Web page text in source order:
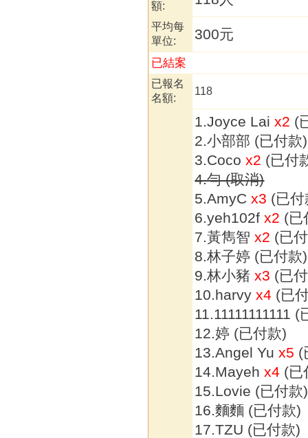
額:
平均每
單位:
300元
已結案
已報名
名額:
118
1.Joyce Laix2 (
2.小部部 (已付款)
3.Cocox2 (已付
4.勻 (取消)
5.AmyCx3 (已付
6.yeh102fx2 (已
7.黃雋智x2 (已
8.林子婷 (已付款)
9.林小豬x3 (已
10.harvyx4 (已
11.11111111111 (
12.婷 (已付款)
13.Angel Yux5 (
14.Mayehx4 (已
15.Lovie (已付款)
16.麵麵 (已付款)
17.TZU (已付款)